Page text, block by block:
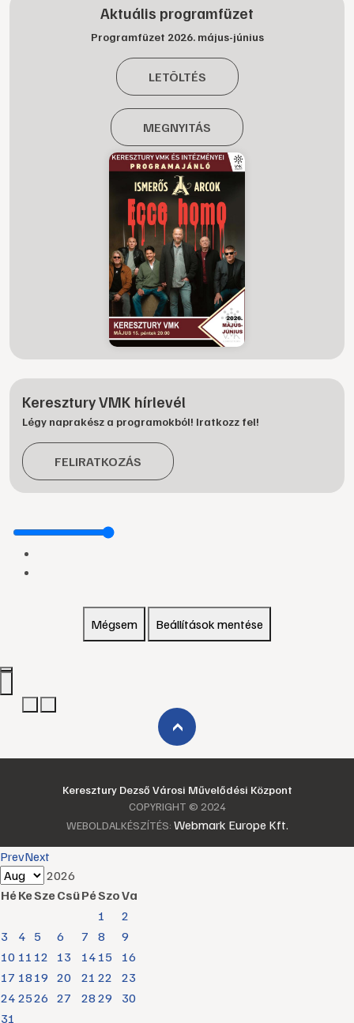
Aktuális programfüzet
Programfüzet 2026. május-június
LETÖLTÉS
MEGNYITÁS
Keresztury VMK hírlevél
Légy naprakész a programokból! Iratkozz fel!
FELIRATKOZÁS
Mégsem Beállítások mentése
›
Keresztury Dezső Városi Művelődési Központ
COPYRIGHT © 2024
WEBOLDALKÉSZÍTÉS: Webmark Europe Kft.
PrevNext
2026
HéKeSzeCsüPéSzoVa
1
2
3
4 5 6 7 8
9
10 11 12 13 14 15
16
17 18 19 20 21 22
23
24 2526 27 28 29
30
31